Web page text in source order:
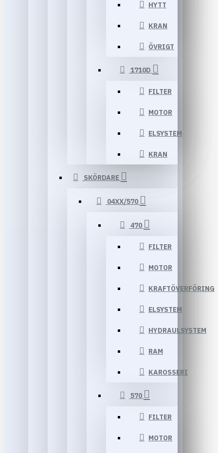
HYTT
KRAN
ÖVRIGT
1710D
FILTER
MOTOR
ELSYSTEM
KRAN
SKÖRDARE
04XX/570
470
FILTER
MOTOR
KRAFTÖVERFÖRING
ELSYSTEM
HYDRAULSYSTEM
RAM
KAROSSERI
570
FILTER
MOTOR